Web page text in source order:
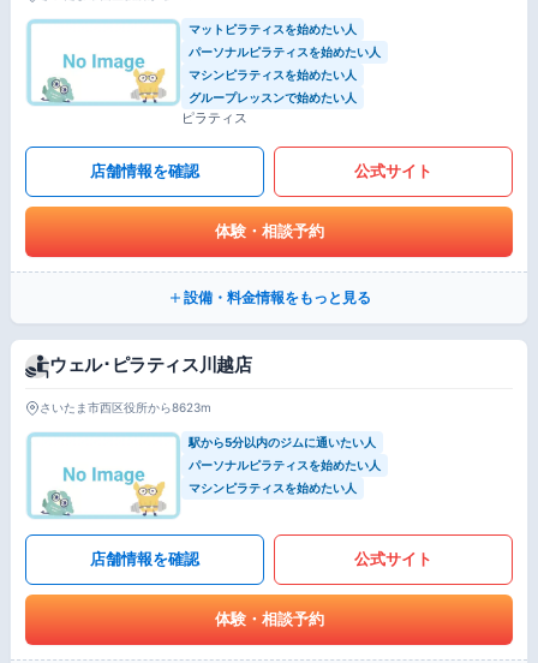
マットピラティスを始めたい人
パーソナルピラティスを始めたい人
マシンピラティスを始めたい人
グループレッスンで始めたい人
ピラティス
店舗情報を確認 公式サイト
体験・相談予約
設備・料金情報をもっと見る
ウェル･ピラティス川越店
さいたま市西区役所から8623m
駅から5分以内のジムに通いたい人
パーソナルピラティスを始めたい人
マシンピラティスを始めたい人
店舗情報を確認 公式サイト
体験・相談予約